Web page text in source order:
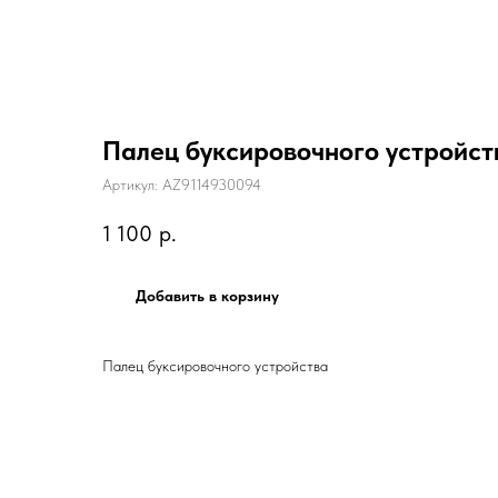
Палец буксировочного
Артикул: AZ9114930094
1 100 р.
Добавить в корзину
Палец буксировочного устройства